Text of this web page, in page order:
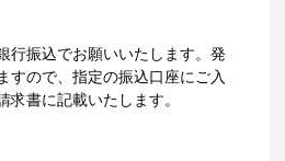
す。
入れに必要なデ
れイメージをデ
す。
行振込でお願いいたします。発
すので、指定の振込口座にご入
書に記載いたします。